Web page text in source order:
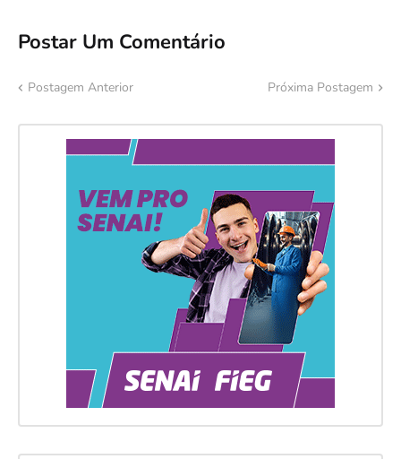
Postar Um Comentário
Postagem Anterior Próxima Postagem